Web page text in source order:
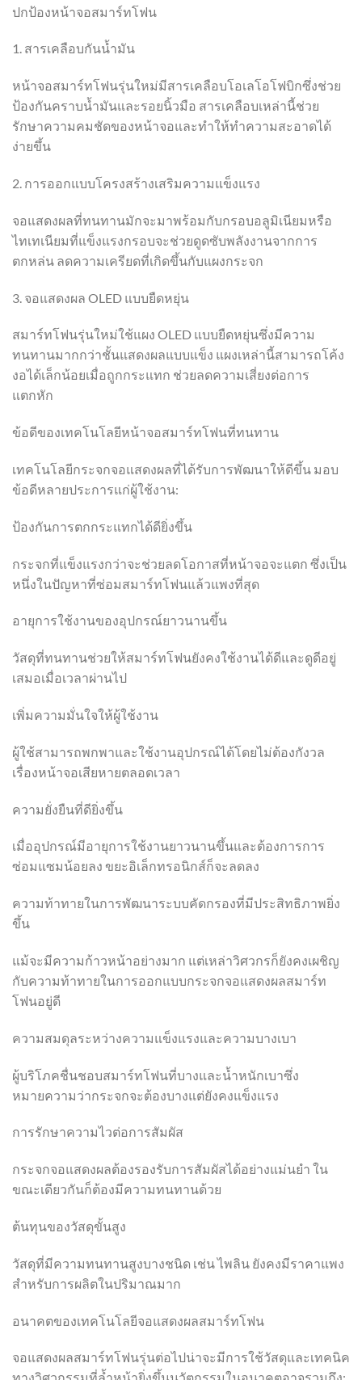
ปกป้องหน้าจอสมาร์ทโฟน
1. สารเคลือบกันน้ำมัน
หน้าจอสมาร์ทโฟนรุ่นใหม่มีสารเคลือบโอเลโอโฟบิกซึ่งช่วย
ป้องกันคราบน้ำมันและรอยนิ้วมือ สารเคลือบเหล่านี้ช่วย
รักษาความคมชัดของหน้าจอและทำให้ทำความสะอาดได้
ง่ายขึ้น
2. การออกแบบโครงสร้างเสริมความแข็งแรง
จอแสดงผลที่ทนทานมักจะมาพร้อมกับกรอบอลูมิเนียมหรือ
ไทเทเนียมที่แข็งแรงกรอบจะช่วยดูดซับพลังงานจากการ
ตกหล่น ลดความเครียดที่เกิดขึ้นกับแผงกระจก
3. จอแสดงผล OLED แบบยืดหยุ่น
สมาร์ทโฟนรุ่นใหม่ใช้แผง OLED แบบยืดหยุ่นซึ่งมีความ
ทนทานมากกว่าชั้นแสดงผลแบบแข็ง แผงเหล่านี้สามารถโค้ง
งอได้เล็กน้อยเมื่อถูกกระแทก ช่วยลดความเสี่ยงต่อการ
แตกหัก
ข้อดีของเทคโนโลยีหน้าจอสมาร์ทโฟนที่ทนทาน
เทคโนโลยีกระจกจอแสดงผลที่ได้รับการพัฒนาให้ดีขึ้น มอบ
ข้อดีหลายประการแก่ผู้ใช้งาน:
ป้องกันการตกกระแทกได้ดียิ่งขึ้น
กระจกที่แข็งแรงกว่าจะช่วยลดโอกาสที่หน้าจอจะแตก ซึ่งเป็น
หนึ่งในปัญหาที่ซ่อมสมาร์ทโฟนแล้วแพงที่สุด
อายุการใช้งานของอุปกรณ์ยาวนานขึ้น
วัสดุที่ทนทานช่วยให้สมาร์ทโฟนยังคงใช้งานได้ดีและดูดีอยู่
เสมอเมื่อเวลาผ่านไป
เพิ่มความมั่นใจให้ผู้ใช้งาน
ผู้ใช้สามารถพกพาและใช้งานอุปกรณ์ได้โดยไม่ต้องกังวล
เรื่องหน้าจอเสียหายตลอดเวลา
ความยั่งยืนที่ดียิ่งขึ้น
เมื่ออุปกรณ์มีอายุการใช้งานยาวนานขึ้นและต้องการการ
ซ่อมแซมน้อยลง ขยะอิเล็กทรอนิกส์ก็จะลดลง
ความท้าทายในการพัฒนาระบบคัดกรองที่มีประสิทธิภาพยิ่ง
ขึ้น
แม้จะมีความก้าวหน้าอย่างมาก แต่เหล่าวิศวกรก็ยังคงเผชิญ
กับความท้าทายในการออกแบบกระจกจอแสดงผลสมาร์ท
โฟนอยู่ดี
ความสมดุลระหว่างความแข็งแรงและความบางเบา
ผู้บริโภคชื่นชอบสมาร์ทโฟนที่บางและน้ำหนักเบาซึ่ง
หมายความว่ากระจกจะต้องบางแต่ยังคงแข็งแรง
การรักษาความไวต่อการสัมผัส
กระจกจอแสดงผลต้องรองรับการสัมผัสได้อย่างแม่นยำ ใน
ขณะเดียวกันก็ต้องมีความทนทานด้วย
ต้นทุนของวัสดุขั้นสูง
วัสดุที่มีความทนทานสูงบางชนิด เช่น ไพลิน ยังคงมีราคาแพง
สำหรับการผลิตในปริมาณมาก
อนาคตของเทคโนโลยีจอแสดงผลสมาร์ทโฟน
จอแสดงผลสมาร์ทโฟนรุ่นต่อไปน่าจะมีการใช้วัสดุและเทคนิค